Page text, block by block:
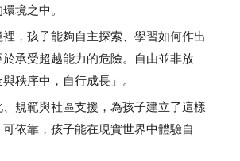
境之中。
孩子能夠自主探索、學習如何作出
承受超越能力的危險。自由並非放
秩序中，自行成長」。
範與社區支援，為孩子建立了這樣
依靠，孩子能在現實世界中體驗自